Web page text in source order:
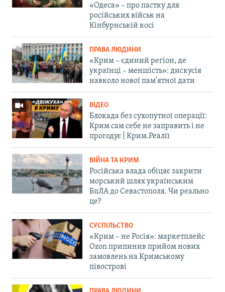
«Одеса» – про пастку для
російських військ на
Кінбурнській косі
ПРАВА ЛЮДИНИ
«Крим – єдиний регіон, де
українці – меншість»: дискусія
навколо нової пам'ятної дати
ВІДЕО
Блокада без сухопутної операції:
Крим сам себе не заправить і не
прогодує | Крим.Реалії
ВІЙНА ТА КРИМ
Російська влада обіцяє закрити
морський шлях українським
БпЛА до Севастополя. Чи реально
це?
СУСПІЛЬСТВО
«Крим – не Росія»: маркетплейс
Ozon припинив прийом нових
замовлень на Кримському
півострові